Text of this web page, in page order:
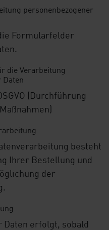
personenbezogener
Formularfelder
die Verarbeitung
Daten
(Durchführung
besteht
Ihrer Bestellung und
der
Daten erfolgt, sobald